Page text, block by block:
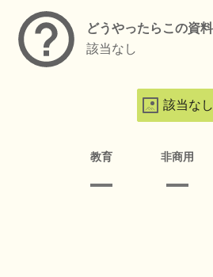
どうやったらこの資
該当なし
該当なし
教育 非商用